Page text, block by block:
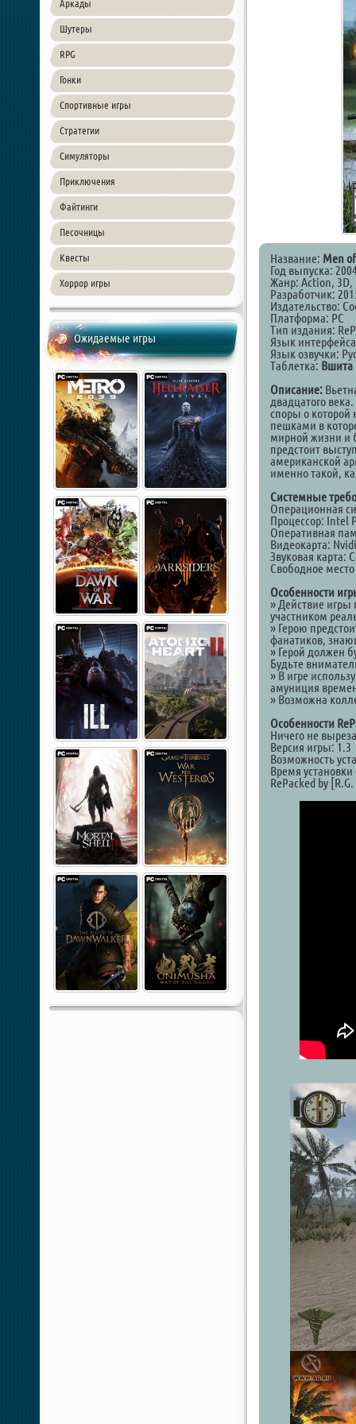
Аркады
Шутеры
RPG
Гонки
Спортивные игры
Стратегии
Симуляторы
Приключения
Файтинги
Песочницы
Квесты
Хоррор игры
Ожидаемые игры
Название: Men
Год выпуска:
Жанр: Action, 3D,
Разработчик:
Издательство:
Платформа: PC
Тип издания:
Язык
Язык озвучки:
Таблетка: Вшита
Описание:
двадцатого
споры о которой
пешками в
мирной жизни и
предстоит
американской
именно такой,
Системные
Операционная
Процессор: Intel
Оперативная
Видеокарта:
Звуковая карта:
Свободное
Особенности
» Действие игры
участником
» Герою
фанатиков,
» Герой должен
Будьте
» В игре
амуниция
» Возможна
Особенности
Ничего не
Версия игры: 1.3
Возможность
Время
RePacked by